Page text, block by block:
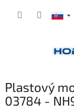
Plastový
03784 -